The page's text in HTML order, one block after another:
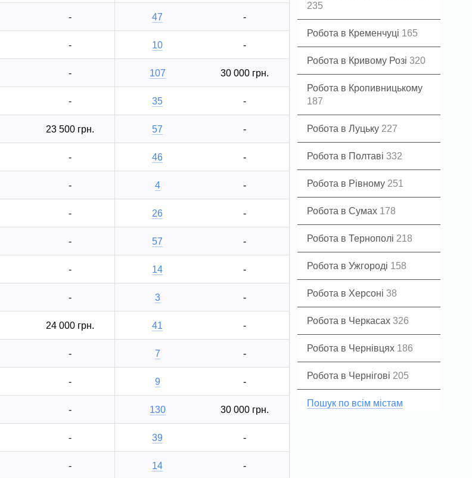
- 47 -
- 10 -
- 107 30 000 грн.
- 35 -
23 500 грн. 57 -
- 46 -
- 4 -
- 26 -
- 57 -
- 14 -
- 3 -
24 000 грн. 41 -
- 7 -
- 9 -
- 130 30 000 грн.
- 39 -
- 14 -
235
Робота в Кременчуці 165
Робота в Кривому Розі 320
Робота в Кропивницькому
187
Робота в Луцьку 227
Робота в Полтаві 332
Робота в Рівному 251
Робота в Сумах 178
Робота в Тернополі 218
Робота в Ужгороді 158
Робота в Херсоні 38
Робота в Черкасах 326
Робота в Чернівцях 186
Робота в Чернігові 205
Пошук по всім містам